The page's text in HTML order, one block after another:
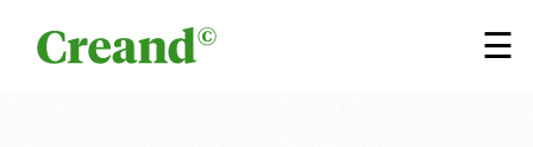
☰
×